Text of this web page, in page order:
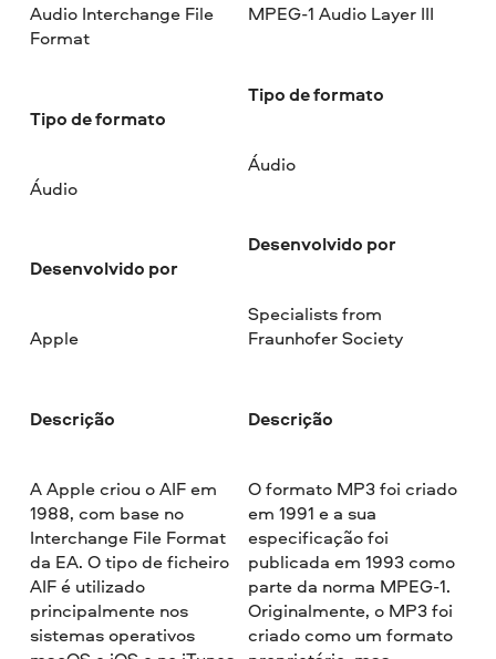
Audio Interchange File
Format
Tipo de formato
Áudio
Desenvolvido por
Apple
Descrição
A Apple criou o AIF em
1988, com base no
Interchange File Format
da EA. O tipo de ficheiro
AIF é utilizado
principalmente nos
sistemas operativos
MPEG-1 Audio Layer III
Tipo de formato
Áudio
Desenvolvido por
Specialists from
Fraunhofer Society
Descrição
O formato MP3 foi criado
em 1991 e a sua
especificação foi
publicada em 1993 como
parte da norma MPEG-1.
Originalmente, o MP3 foi
criado como um formato